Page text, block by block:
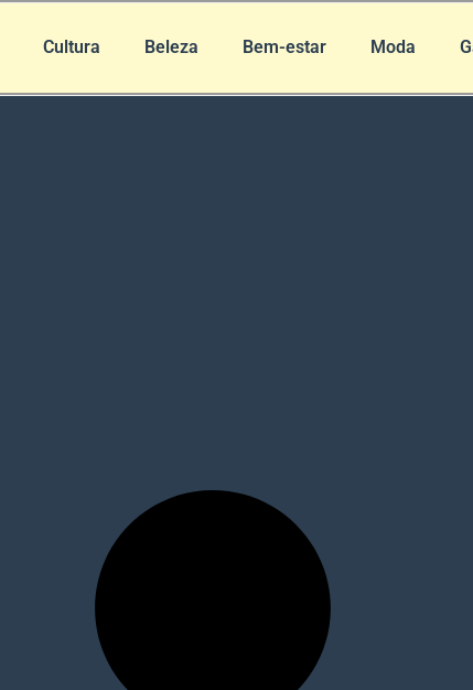
Cultura Beleza Bem-estar Moda